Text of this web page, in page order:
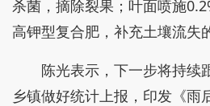
杀菌，摘除裂果；叶面喷施
高钾型复合肥，补充土壤流失
陈光表示，下一步将持续
乡镇做好统计上报，印发《雨